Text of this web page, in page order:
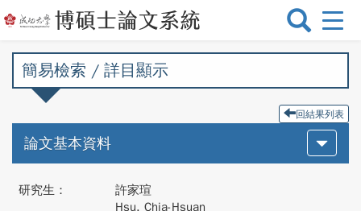
選
切
簡易檢索 / 詳目顯示
回結果列表
論文基本資料
研究生：
許家瑄
Hsu, Chia-Hsuan